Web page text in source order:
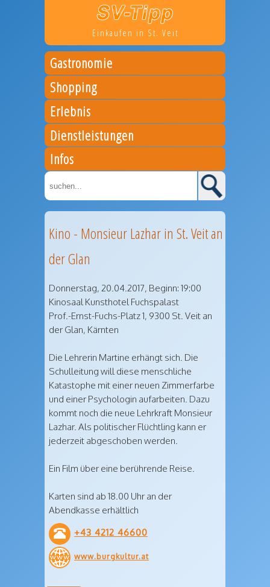
Einkaufen in St. Veit
Gastronomie
Shopping
Erlebnis
Dienstleistungen
Infos
Kino - Monsieur Lazhar in St. Veit an
der Glan
Donnerstag, 20.04.2017, Beginn: 19:00
Kinosaal Kunsthotel Fuchspalast
Prof.-Ernst-Fuchs-Platz 1, 9300 St. Veit an
der Glan, Kärnten
Die Lehrerin Martine erhängt sich. Die
Schulleitung will diese menschliche
Katastophe mit einer neuen Zimmerfarbe
und einer Psychologin aufarbeiten. Dazu
kommt noch die neue Lehrkraft Monsieur
Lazhar. Als politischer Flüchtling kann er
jederzeit abgeschoben werden.
Ein Film über eine berührende Reise.
Karten sind ab 18.00 Uhr an der
Abendkasse erhältlich
+43 4212 46600
www.burgkultur.at